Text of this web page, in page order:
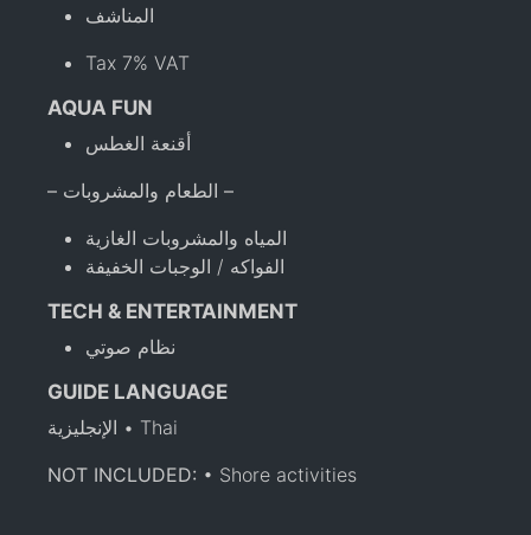
المناشف
Tax 7% VAT
AQUA FUN
أقنعة الغطس
– الطعام والمشروبات –
المياه والمشروبات الغازية
الفواكه / الوجبات الخفيفة
TECH & ENTERTAINMENT
نظام صوتي
GUIDE LANGUAGE
الإنجليزية • Thai
NOT INCLUDED: • Shore activities